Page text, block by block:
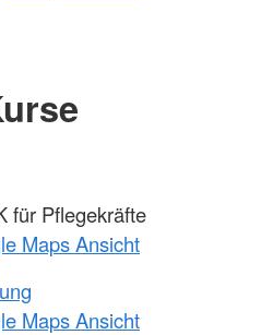
für Pflegekräfte
Maps Ansicht
Maps Ansicht